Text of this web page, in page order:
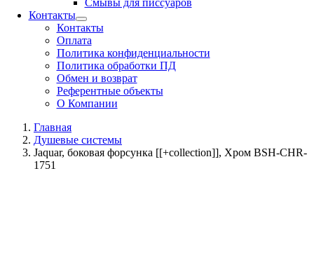
Смывы для писсуаров
Контакты
Контакты
Оплата
Политика конфиденциальности
Политика обработки ПД
Обмен и возврат
Референтные объекты
О Компании
Главная
Душевые системы
Jaquar, боковая форсунка [[+collection]], Хром BSH-CHR-
1751